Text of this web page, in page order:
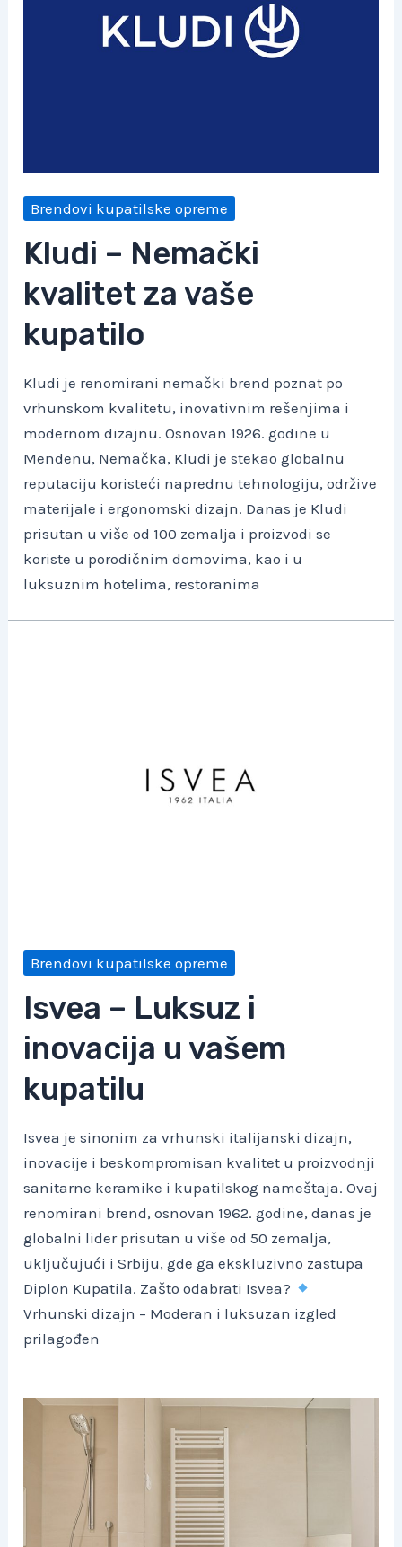
Brendovi kupatilske opreme
Kludi – Nemački
kvalitet za vaše
kupatilo
Kludi je renomirani nemački brend poznat po
vrhunskom kvalitetu, inovativnim rešenjima i
modernom dizajnu. Osnovan 1926. godine u
Mendenu, Nemačka, Kludi je stekao globalnu
reputaciju koristeći naprednu tehnologiju, održive
materijale i ergonomski dizajn. Danas je Kludi
prisutan u više od 100 zemalja i proizvodi se
koriste u porodičnim domovima, kao i u
luksuznim hotelima, restoranima
Brendovi kupatilske opreme
Isvea – Luksuz i
inovacija u vašem
kupatilu
Isvea je sinonim za vrhunski italijanski dizajn,
inovacije i beskompromisan kvalitet u proizvodnji
sanitarne keramike i kupatilskog nameštaja. Ovaj
renomirani brend, osnovan 1962. godine, danas je
globalni lider prisutan u više od 50 zemalja,
uključujući i Srbiju, gde ga ekskluzivno zastupa
Diplon Kupatila. Zašto odabrati Isvea?
Vrhunski dizajn – Moderan i luksuzan izgled
prilagođen